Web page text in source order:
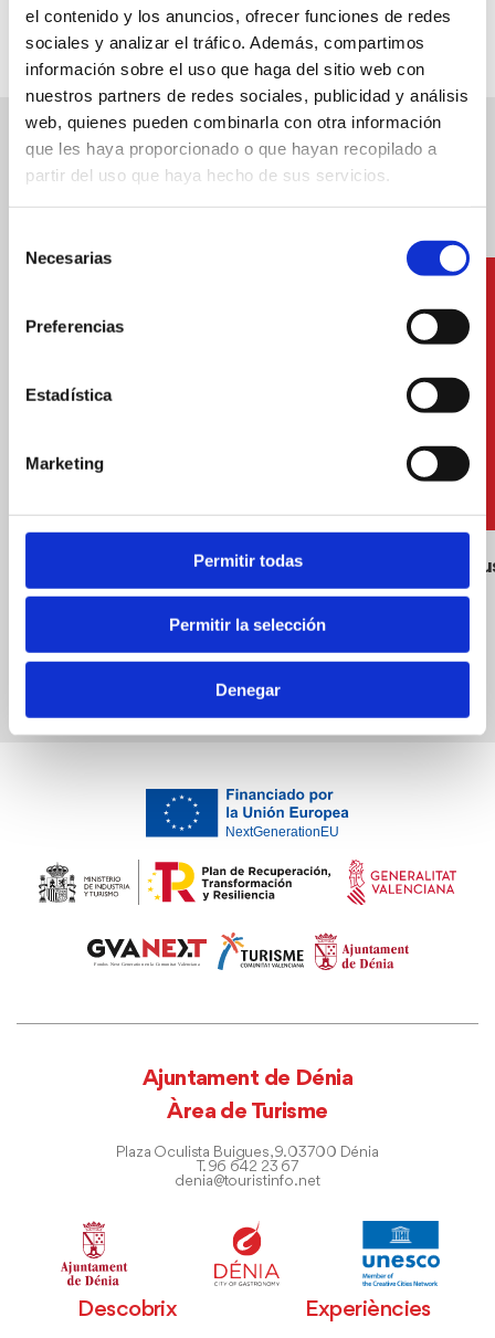
el contenido y los anuncios, ofrecer funciones de redes
sociales y analizar el tráfico. Además, compartimos
información sobre el uso que haga del sitio web con
nuestros partners de redes sociales, publicidad y análisis
web, quienes pueden combinarla con otra información
que les haya proporcionado o que hayan recopilado a
partir del uso que haya hecho de sus servicios.
Necesarias
Preferencias
Estadística
Marketing
Permitir todas
Permitir la selección
Denegar
Altres serveis
Instal·lacions de vòlei-platja
Ajuntament de Dénia
Àrea de Turisme
Plaza Oculista Buigues, 9. 03700 Dénia
T. 96 642 23 67
denia@touristinfo.net
Descobrix
Experiències